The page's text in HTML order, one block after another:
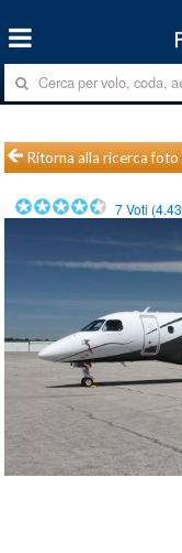
Ritorna alla ricerca foto
7Voti (4.43